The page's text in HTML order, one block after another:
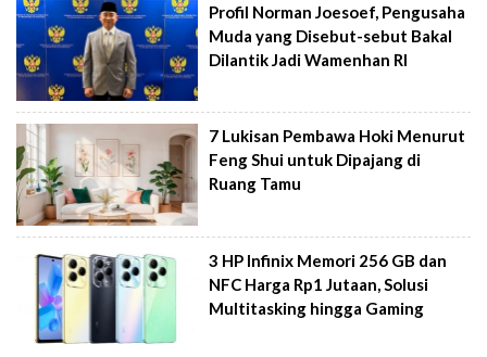
Profil Norman Joesoef, Pengusaha
Muda yang Disebut-sebut Bakal
Dilantik Jadi Wamenhan RI
7 Lukisan Pembawa Hoki Menurut
Feng Shui untuk Dipajang di
Ruang Tamu
3 HP Infinix Memori 256 GB dan
NFC Harga Rp1 Jutaan, Solusi
Multitasking hingga Gaming